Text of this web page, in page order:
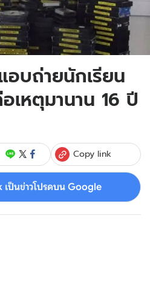
บถ่ายนักเรียน
เหตุมานาน 16 ปี
Copy link
เป็นข่าวโปรดบน Google